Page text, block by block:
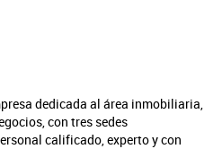
dedicada al área inmobiliaria,
con tres sedes
calificado, experto y con